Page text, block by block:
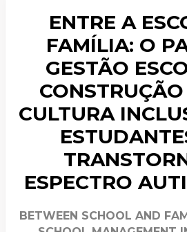
ENTRE A
FAMÍLIA: O
GESTÃO
CULTURA
ESPECTRO
BETWEEN SCHOOL AND